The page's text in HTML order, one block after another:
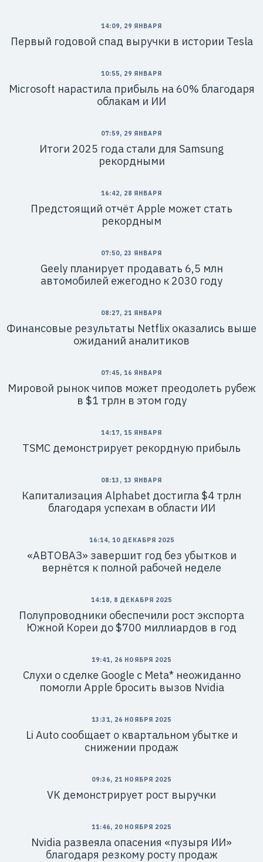
14:09, 29 ЯНВАРЯ
Первый годовой спад выручки в истории Tesla
10:55, 29 ЯНВАРЯ
Microsoft нарастила прибыль на 60% благодаря
облакам и ИИ
07:59, 29 ЯНВАРЯ
Итоги 2025 года стали для Samsung
рекордными
16:42, 28 ЯНВАРЯ
Предстоящий отчёт Apple может стать
рекордным
07:50, 23 ЯНВАРЯ
Geely планирует продавать 6,5 млн
автомобилей ежегодно к 2030 году
08:27, 21 ЯНВАРЯ
Финансовые результаты Netflix оказались выше
ожиданий аналитиков
07:45, 16 ЯНВАРЯ
Мировой рынок чипов может преодолеть рубеж
в $1 трлн в этом году
14:17, 15 ЯНВАРЯ
TSMC демонстрирует рекордную прибыль
08:13, 13 ЯНВАРЯ
Капитализация Alphabet достигла $4 трлн
благодаря успехам в области ИИ
16:14, 10 ДЕКАБРЯ 2025
«АВТОВАЗ» завершит год без убытков и
вернётся к полной рабочей неделе
14:18, 8 ДЕКАБРЯ 2025
Полупроводники обеспечили рост экспорта
Южной Кореи до $700 миллиардов в год
19:41, 26 НОЯБРЯ 2025
Слухи о сделке Google с Meta* неожиданно
помогли Apple бросить вызов Nvidia
13:31, 26 НОЯБРЯ 2025
Li Auto сообщает о квартальном убытке и
снижении продаж
09:36, 21 НОЯБРЯ 2025
VK демонстрирует рост выручки
11:46, 20 НОЯБРЯ 2025
Nvidia развеяла опасения «пузыря ИИ»
благодаря резкому росту продаж